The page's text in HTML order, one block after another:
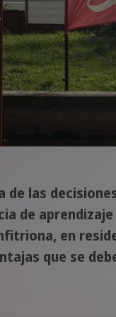
de las
de
en
que se